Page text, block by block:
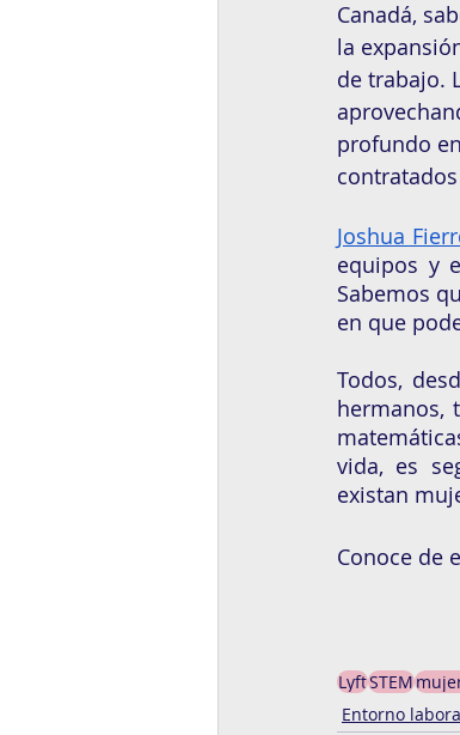
Canadá,
la
de trabajo.
profundo
Joshua
equipos y
Sabemos
en que
Todos,
hermanos,
vida, es
existan
Conoce de
LyftSTEM
Entorno